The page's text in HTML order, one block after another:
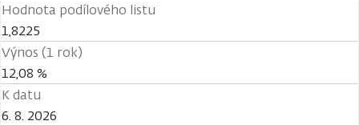
Hodnota podílového listu
1,8225
Výnos (1 rok)
12,08 %
K datu
6. 8. 2026